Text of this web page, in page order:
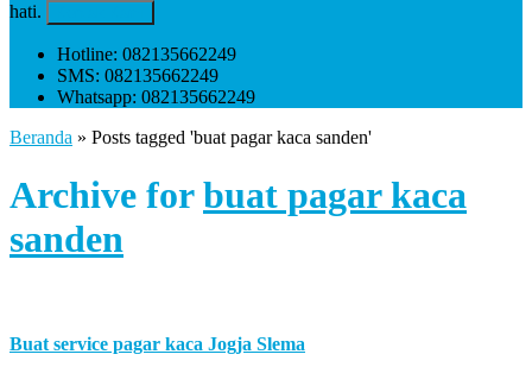
hati.
Hotline: 082135662249
SMS: 082135662249
Whatsapp: 082135662249
Beranda » Posts tagged 'buat pagar kaca sanden'
Archive forbuat pagar kaca
sanden
Buat service pagar kaca Jogja Slema